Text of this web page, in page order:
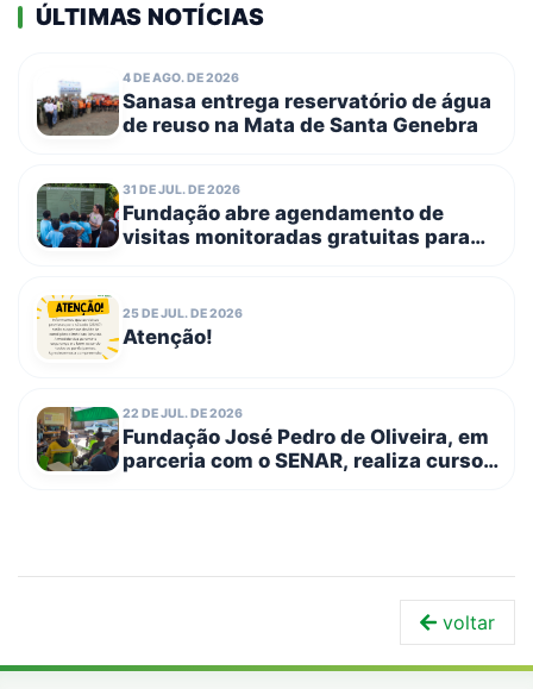
ÚLTIMAS NOTÍCIAS
4 DE AGO. DE 2026
Sanasa entrega reservatório de água
de reuso na Mata de Santa Genebra
31 DE JUL. DE 2026
Fundação abre agendamento de
visitas monitoradas gratuitas para
25 DE JUL. DE 2026
Atenção!
22 DE JUL. DE 2026
Fundação José Pedro de Oliveira, em
parceria com o SENAR, realiza curso
voltar